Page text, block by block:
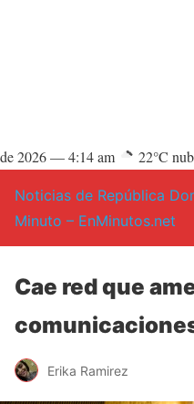
de 2026 —4:14 am 22°C
Noticias de República
Minuto – EnMinutos.net
Cae red que
Erika Ramirez